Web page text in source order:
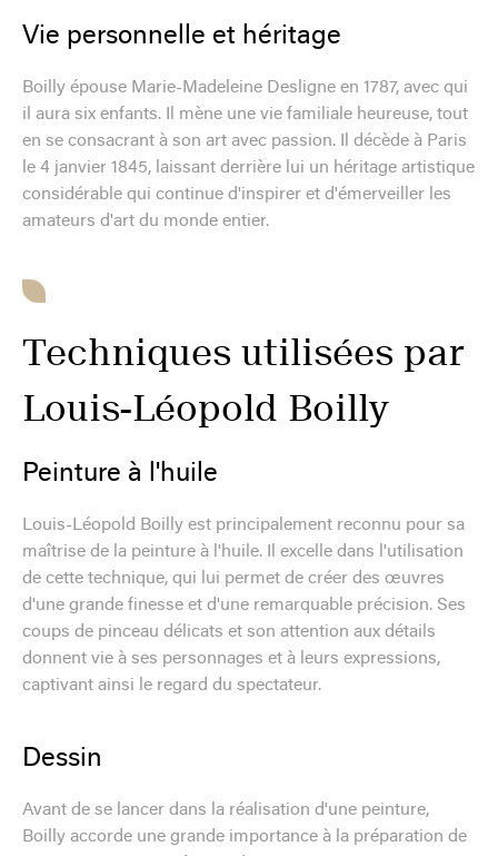
Vie personnelle et héritage
Boilly épouse Marie-Madeleine Desligne en 1787, avec qui
il aura six enfants. Il mène une vie familiale heureuse, tout
en se consacrant à son art avec passion. Il décède à Paris
le 4 janvier 1845, laissant derrière lui un héritage artistique
considérable qui continue d'inspirer et d'émerveiller les
amateurs d'art du monde entier.
Techniques utilisées par
Louis-Léopold Boilly
Peinture à l'huile
Louis-Léopold Boilly est principalement reconnu pour sa
maîtrise de la peinture à l'huile. Il excelle dans l'utilisation
de cette technique, qui lui permet de créer des œuvres
d'une grande finesse et d'une remarquable précision. Ses
coups de pinceau délicats et son attention aux détails
donnent vie à ses personnages et à leurs expressions,
captivant ainsi le regard du spectateur.
Dessin
Avant de se lancer dans la réalisation d'une peinture,
Boilly accorde une grande importance à la préparation de